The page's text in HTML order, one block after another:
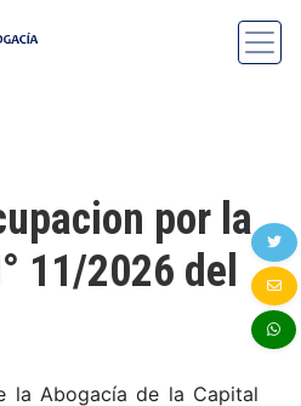
por la
11/2026 del
la Abogacía de la Capital